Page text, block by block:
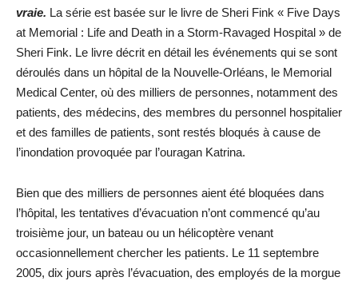
vraie. La série est basée sur le livre de Sheri Fink « Five Days
at Memorial : Life and Death in a Storm-Ravaged Hospital » de
Sheri Fink. Le livre décrit en détail les événements qui se sont
déroulés dans un hôpital de la Nouvelle-Orléans, le Memorial
Medical Center, où des milliers de personnes, notamment des
patients, des médecins, des membres du personnel hospitalier
et des familles de patients, sont restés bloqués à cause de
l’inondation provoquée par l’ouragan Katrina.
Bien que des milliers de personnes aient été bloquées dans
l’hôpital, les tentatives d’évacuation n’ont commencé qu’au
troisième jour, un bateau ou un hélicoptère venant
occasionnellement chercher les patients. Le 11 septembre
2005, dix jours après l’évacuation, des employés de la morgue